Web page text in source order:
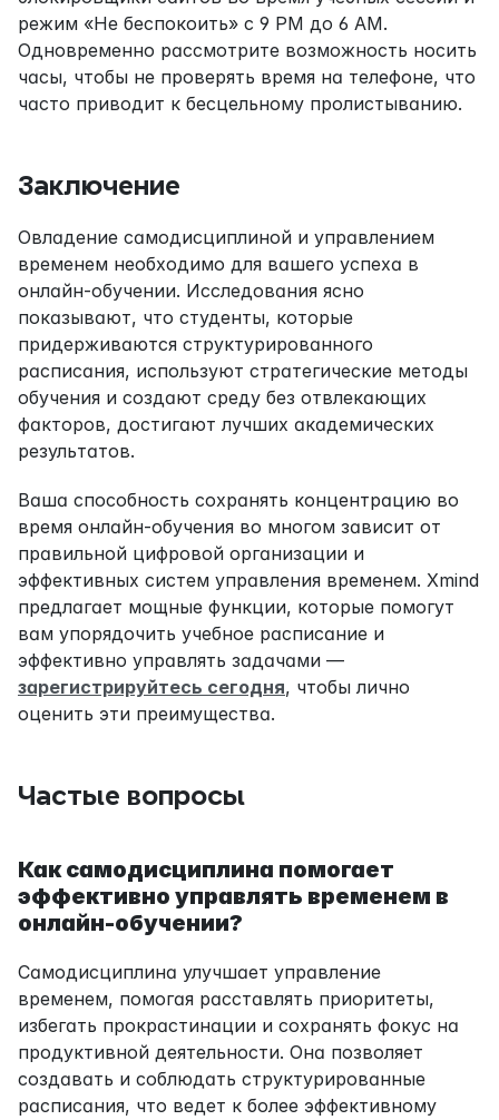
режим «Не беспокоить» с 9 PM до 6 AM.
Одновременно рассмотрите возможность носить
часы, чтобы не проверять время на телефоне, что
часто приводит к бесцельному пролистыванию.
Заключение
Овладение самодисциплиной и управлением
временем необходимо для вашего успеха в
онлайн-обучении. Исследования ясно
показывают, что студенты, которые
придерживаются структурированного
расписания, используют стратегические методы
обучения и создают среду без отвлекающих
факторов, достигают лучших академических
результатов.
Ваша способность сохранять концентрацию во
время онлайн-обучения во многом зависит от
правильной цифровой организации и
эффективных систем управления временем. Xmind
предлагает мощные функции, которые помогут
вам упорядочить учебное расписание и
зарегистрируйтесь сегодня, чтобы лично
оценить эти преимущества.
Частые вопросы
Как самодисциплина помогает
эффективно управлять временем в
онлайн-обучении?
Самодисциплина улучшает управление
временем, помогая расставлять приоритеты,
избегать прокрастинации и сохранять фокус на
продуктивной деятельности. Она позволяет
создавать и соблюдать структурированные
расписания, что ведет к более эффективному